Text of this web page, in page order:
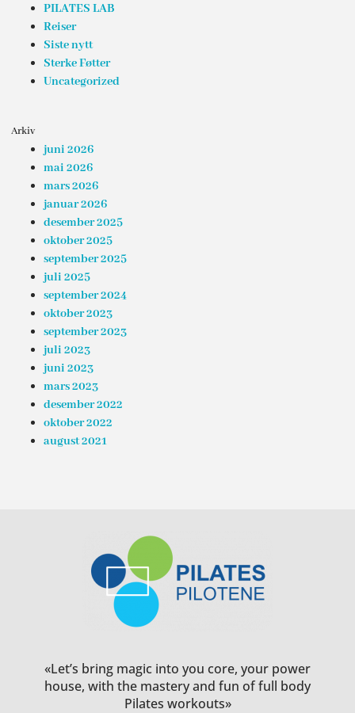
PILATES LAB
Reiser
Siste nytt
Sterke Føtter
Uncategorized
Arkiv
juni 2026
mai 2026
mars 2026
januar 2026
desember 2025
oktober 2025
september 2025
juli 2025
september 2024
oktober 2023
september 2023
juli 2023
juni 2023
mars 2023
desember 2022
oktober 2022
august 2021
«Let’s bring magic into you core, your power
house, with the mastery and fun of full body
Pilates workouts»